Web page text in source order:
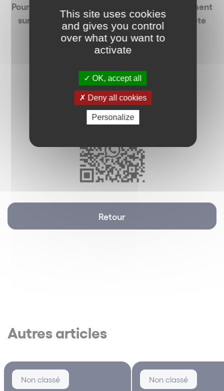
Pour recevoir La Minute des Réseaux directement
sur votre téléphone portable via notre compte
WhatsApp,
vous pouvez scanner notre QR code :
Retour
Autres articles
Non classé Non classé
This site uses cookies
and gives you control
over what you want to
activate
OK, accept all
Deny all cookies
Personalize